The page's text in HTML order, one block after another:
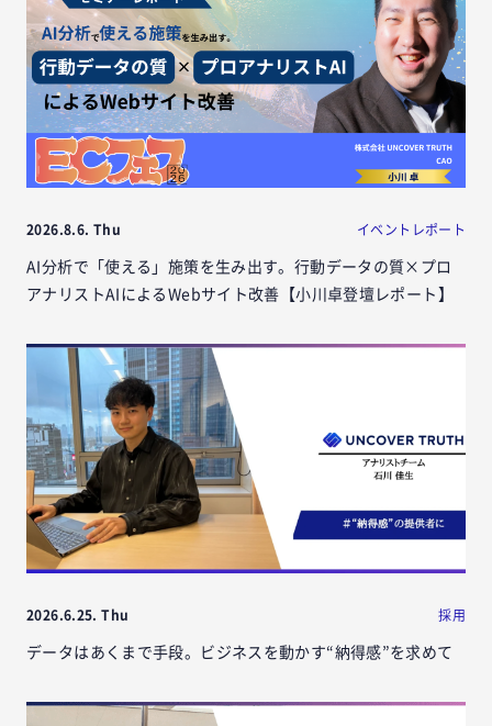
2026.8.6. Thu イベントレポート
AI分析で「使える」施策を生み出す。行動データの質×プロ
アナリストAIによるWebサイト改善【小川卓登壇レポート】
2026.6.25. Thu 採用
データはあくまで手段。ビジネスを動かす“納得感”を求めて